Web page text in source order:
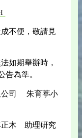
不便，敬請見
如期舉辦時，
告為準。
公司 朱育葶小
正木 助理研究